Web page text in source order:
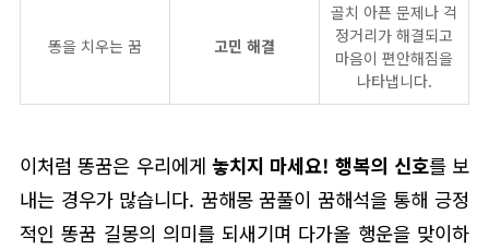
똥을 치우는 꿈 고민 해결
골치 아픈 문제나 걱
정거리가 해결되고
마음이 편안해짐을
나타냅니다.
이처럼 똥꿈은 우리에게 놓치지 마세요! 행복의 신호를 보
내는 경우가 많습니다. 꿈해몽 꿈풀이 꿈해석을 통해 긍정
적인 똥꿈 길몽의 의미를 되새기며 다가올 행운을 맞이하